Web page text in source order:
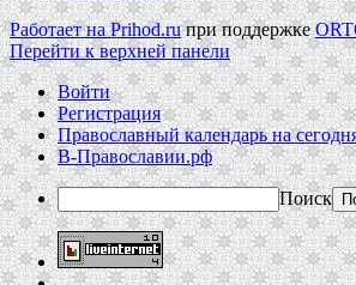
Работает на Prihod.ruпри поддержке
Перейти к верхней панели
Войти
Регистрация
Православный календарь на
В-Православии.рф
Поиск